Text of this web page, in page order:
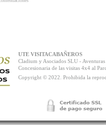
UTE VISITACABAÑEROS
Cladium y Asociados SLU -
Concesionaria de las visitas 4x4 al
Copyright © 2022. Prohibida la